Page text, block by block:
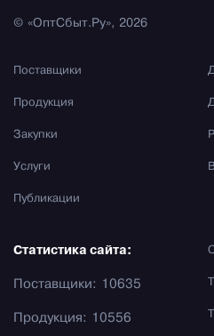
© «ОптСбыт.Ру», 2026
Поставщики
Продукция
Закупки
Услуги
Публикации
Статистика сайта:
Поставщики: 10635
Продукция: 10556